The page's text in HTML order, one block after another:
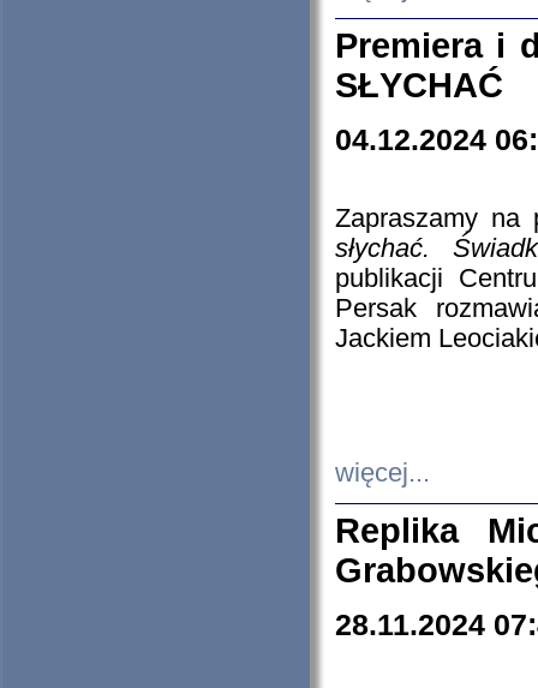
Premiera i
SŁYCHAĆ
04.12.2024
Zapraszamy
słychać.
publikacji
Persak
Jackiem
więcej...
Replika
28.11.2024